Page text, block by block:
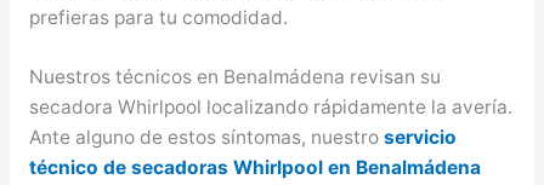
prefieras para tu comodidad.
Nuestros técnicos en Benalmádena revisan su
secadora Whirlpool localizando rápidamente la avería.
Ante alguno de estos síntomas, nuestro servicio
técnico de secadoras Whirlpool en Benalmádena